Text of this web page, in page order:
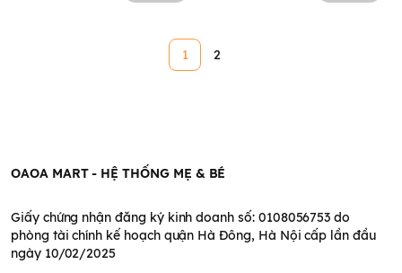
1 2
OAOA MART - HỆ THỐNG MẸ & BÉ
Giấy chứng nhận đăng ký kinh doanh số: 0108056753 do
phòng tài chính kế hoạch quận Hà Đông, Hà Nội cấp lần đầu
ngày 10/02/2025